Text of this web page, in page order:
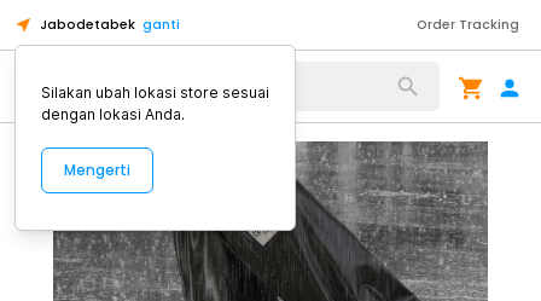
Jabodetabek ganti Order Tracking
Alat Kopi
Silakan ubah lokasi store sesuai
dengan lokasi Anda.
Mengerti